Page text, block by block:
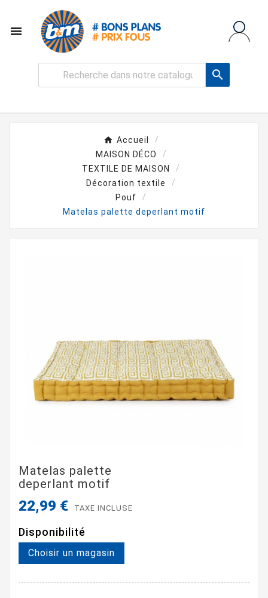


Accueil
MAISON DÉCO
TEXTILE DE MAISON
Décoration textile
Pouf
Matelas palette deperlant motif
Matelas palette
deperlant motif
22,99 € TAXE INCLUSE
Disponibilité
Choisir un magasin